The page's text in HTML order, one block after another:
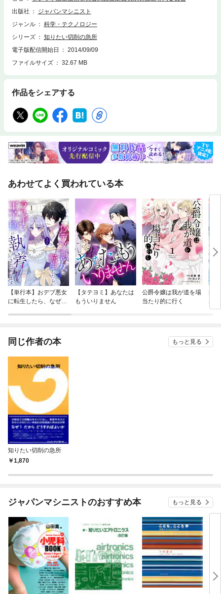
出版社
ジャパンマシニスト
ジャンル
科学・テクノロジー
シリーズ
知りたい切削の急所
電子版配信開始日
2014/09/09
ファイルサイズ
32.67 MB
作品をシェアする
あわせてよく買われている本
【単行本】おデブ悪女
に転生したら、なぜか
【タテヨミ】あなたは
もういりません
公爵令嬢は我が道を場
当たり的に行く
病
が
ぎ
同じ作者の本 もっと見る
知りたい切削の急所
1,870
ジャパンマシニストのおすすめ本 もっと見る